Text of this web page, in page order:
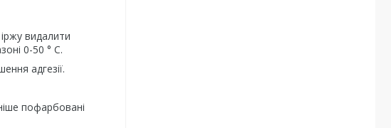
видалити
0-50 ° C.
адгезії.
пофарбовані